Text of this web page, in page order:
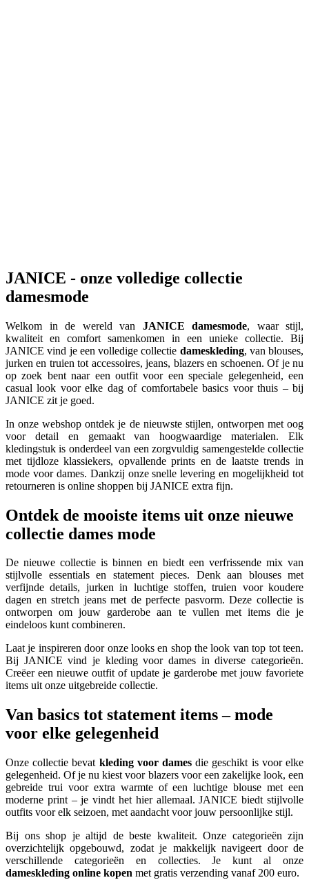
JANICE - onze volledige collectie
damesmode
Welkom in de wereld van JANICE damesmode, waar stijl,
kwaliteit en comfort samenkomen in een unieke collectie. Bij
JANICE vind je een volledige collectie dameskleding, van blouses,
jurken en truien tot accessoires, jeans, blazers en schoenen. Of je nu
op zoek bent naar een outfit voor een speciale gelegenheid, een
casual look voor elke dag of comfortabele basics voor thuis – bij
JANICE zit je goed.
In onze webshop ontdek je de nieuwste stijlen, ontworpen met oog
voor detail en gemaakt van hoogwaardige materialen. Elk
kledingstuk is onderdeel van een zorgvuldig samengestelde collectie
met tijdloze klassiekers, opvallende prints en de laatste trends in
mode voor dames. Dankzij onze snelle levering en mogelijkheid tot
retourneren is online shoppen bij JANICE extra fijn.
Ontdek de mooiste items uit onze nieuwe
collectie dames mode
De nieuwe collectie is binnen en biedt een verfrissende mix van
stijlvolle essentials en statement pieces. Denk aan blouses met
verfijnde details, jurken in luchtige stoffen, truien voor koudere
dagen en stretch jeans met de perfecte pasvorm. Deze collectie is
ontworpen om jouw garderobe aan te vullen met items die je
eindeloos kunt combineren.
Laat je inspireren door onze looks en shop the look van top tot teen.
Bij JANICE vind je kleding voor dames in diverse categorieën.
Creëer een nieuwe outfit of update je garderobe met jouw favoriete
items uit onze uitgebreide collectie.
Van basics tot statement items – mode
voor elke gelegenheid
Onze collectie bevat kleding voor dames die geschikt is voor elke
gelegenheid. Of je nu kiest voor blazers voor een zakelijke look, een
gebreide trui voor extra warmte of een luchtige blouse met een
moderne print – je vindt het hier allemaal. JANICE biedt stijlvolle
outfits voor elk seizoen, met aandacht voor jouw persoonlijke stijl.
Bij ons shop je altijd de beste kwaliteit. Onze categorieën zijn
overzichtelijk opgebouwd, zodat je makkelijk navigeert door de
verschillende categorieën en collecties. Je kunt al onze
dameskleding online kopen met gratis verzending vanaf 200 euro.